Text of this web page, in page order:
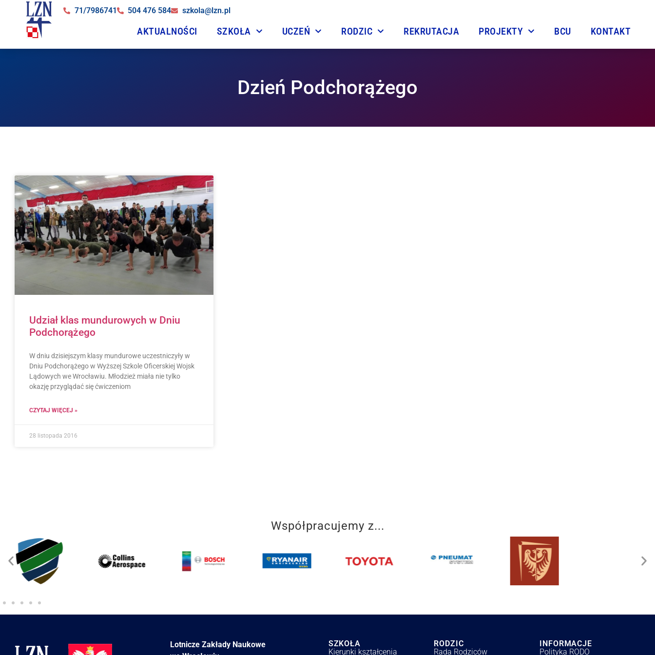
71/7986741 504 476 584 szkola@lzn.pl
AKTUALNOŚCI SZKOŁA UCZEŃ RODZIC REKRUTACJA PROJEKTY BCU KONTAKT
Dzień Podchorążego
Udział klas mundurowych w Dniu
Podchorążego
W dniu dzisiejszym klasy mundurowe uczestniczyły w
Dniu Podchorążego w Wyższej Szkole Oficerskiej Wojsk
Lądowych we Wrocławiu. Młodzież miała nie tylko
okazję przyglądać się ćwiczeniom
CZYTAJ WIĘCEJ »
28 listopada 2016
Współpracujemy z...
Lotnicze Zakłady Naukowe
SZKOŁA
Kierunki kształcenia
RODZIC
Rada Rodziców
INFORMACJE
Polityka RODO